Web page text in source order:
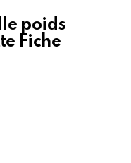
poids
Fiche